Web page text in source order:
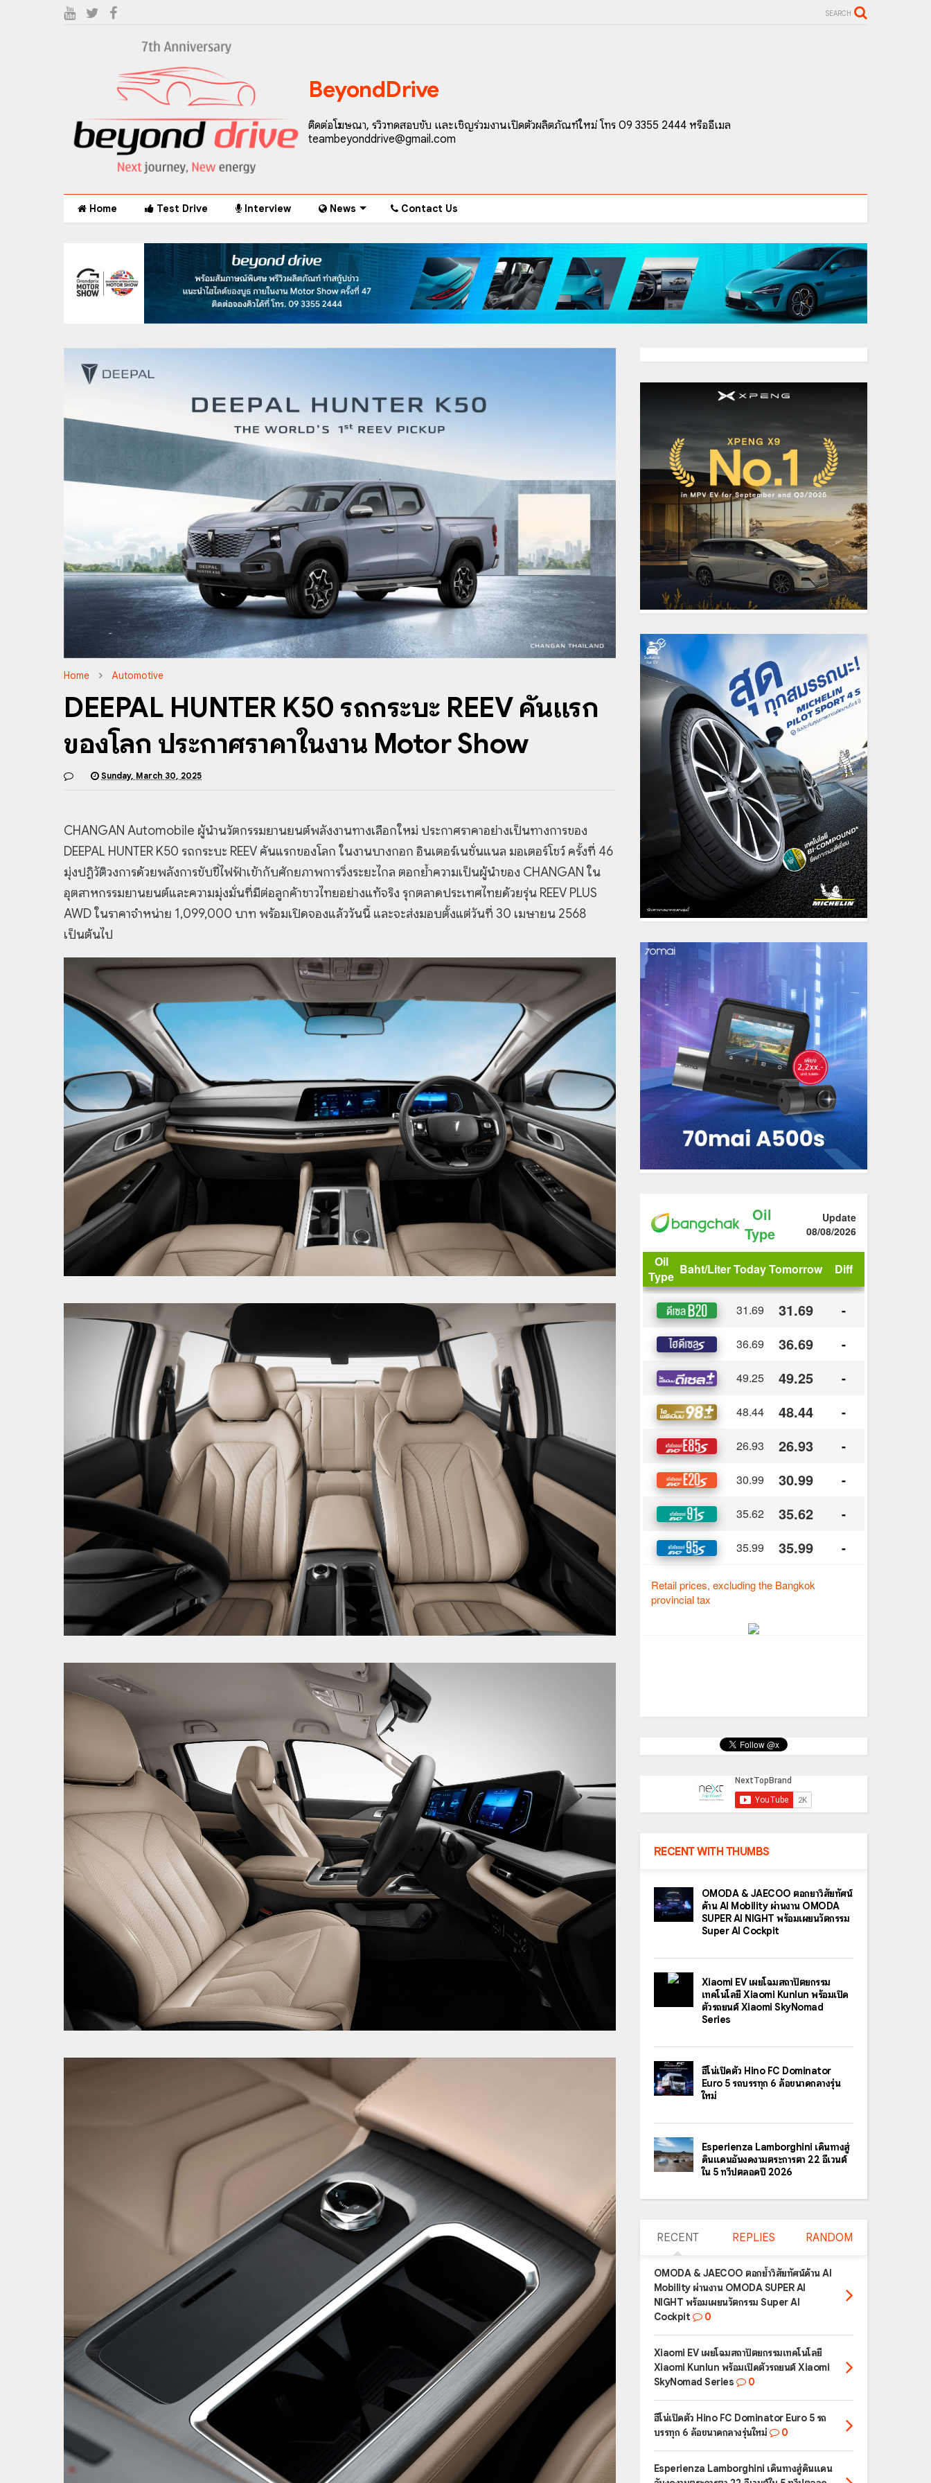
SEARCH
BeyondDrive
ติดต่อโฆษณา, รีวิวทดสอบขับ และเชิญร่วมงานเปิดตัวผลิตภัณฑ์ใหม่ โทร 09 3355 2444 หรืออีเมล
teambeyonddrive@gmail.com
Home Test Drive Interview News Contact Us
Home Automotive
DEEPAL HUNTER K50 รถกระบะ REEV คันแรก
ของโลก ประกาศราคาในงาน Motor Show
Sunday, March 30, 2025
CHANGAN Automobile ผู้นำนวัตกรรมยานยนต์พลังงานทางเลือกใหม่ ประกาศราคาอย่างเป็นทางการของ
DEEPAL HUNTER K50 รถกระบะ REEV คันแรกของโลก ในงานบางกอก อินเตอร์เนชั่นแนล มอเตอร์โชว์ ครั้งที่ 46
มุ่งปฏิวัติวงการด้วยพลังการขับขี่ไฟฟ้าเข้ากับศักยภาพการวิ่งระยะไกล ตอกย้ำความเป็นผู้นำของ CHANGAN ใน
อุตสาหกรรมยานยนต์และความมุ่งมั่นที่มีต่อลูกค้าชาวไทยอย่างแท้จริง รุกตลาดประเทศไทยด้วยรุ่น REEV PLUS
AWD ในราคาจำหน่าย 1,099,000 บาท พร้อมเปิดจองแล้ววันนี้ และจะส่งมอบตั้งแต่วันที่ 30 เมษายน 2568
เป็นต้นไป
RECENT WITH THUMBS
OMODA & JAECOO ตอกย้ำวิสัยทัศน์
ด้าน AI Mobility ผ่านงาน OMODA
SUPER AI NIGHT พร้อมเผยนวัตกรรม
Super AI Cockpit
Xiaomi EV เผยโฉมสถาปัตยกรรม
เทคโนโลยี Xiaomi Kunlun พร้อมเปิด
ตัวรถยนต์ Xiaomi SkyNomad
Series
ฮีโน่เปิดตัว Hino FC Dominator
Euro 5 รถบรรทุก 6 ล้อขนาดกลางรุ่น
ใหม่
Esperienza Lamborghini เดินทางสู่
ดินแดนอันงดงามตระการตา 22 อีเวนต์
ใน 5 ทวีปตลอดปี 2026
RECENT REPLIES RANDOM
OMODA & JAECOO ตอกย้ำวิสัยทัศน์ด้าน AI
Mobility ผ่านงาน OMODA SUPER AI
NIGHT พร้อมเผยนวัตกรรม Super AI
Cockpit
0
Xiaomi EV เผยโฉมสถาปัตยกรรมเทคโนโลยี
Xiaomi Kunlun พร้อมเปิดตัวรถยนต์ Xiaomi
SkyNomad Series
0
ฮีโน่เปิดตัว Hino FC Dominator Euro 5 รถ
บรรทุก 6 ล้อขนาดกลางรุ่นใหม่
0
Esperienza Lamborghini เดินทางสู่ดินแดน